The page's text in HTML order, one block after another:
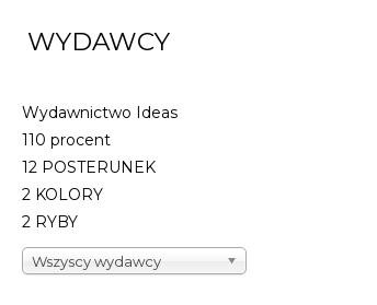
WYDAWCY
Wydawnictwo Ideas
110 procent
12 POSTERUNEK
2 KOLORY
2 RYBY
Wszyscy wydawcy